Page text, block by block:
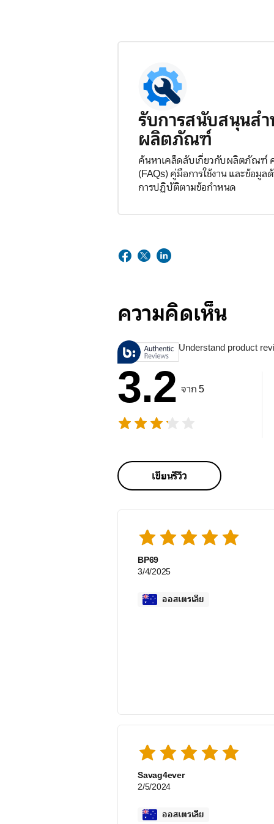
รับการสนับสนุนส
ผลิตภัณฑ์
ค้นหาเคล็ดลับเกี่ยวกับผลิตภัณฑ์
(FAQs) คู่มือการใช้งาน และข้อมู
การปฏิบัติตามข้อกำหนด
ความคิดเห็น
Understand product
3.2 จาก 5
เขียนรีวิว
BP69
3/4/2025
ออสเตรเลีย
Savag4ever
2/5/2024
ออสเตรเลีย